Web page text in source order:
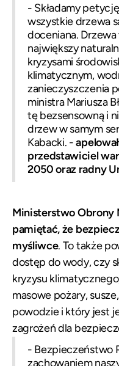
- Składamy
wszystkie drzewa
doceniana.
największy
kryzysami
klimatycznym,
zanieczyszczenia
ministra Mariusza
tę bezsensowną i
drzew w samym
Kabacki. -
przedstawiciel
2050 oraz radny
Ministerstwo Obrony
pamiętać, że
myśliwce. To także
dostęp do wody, czy
kryzysu
masowe pożary,
powodzie i który jest
zagrożeń dla
- Bezpieczeństwo
zachowaniem